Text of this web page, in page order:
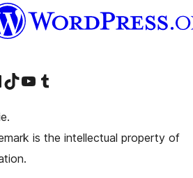
Facebook
compte Instagram
notre compte LinkedIn
Visiter notre compte TokTok
Visiter notre chaîne YouTube
Visiter notre compte Tumblr
is the intellectual property of